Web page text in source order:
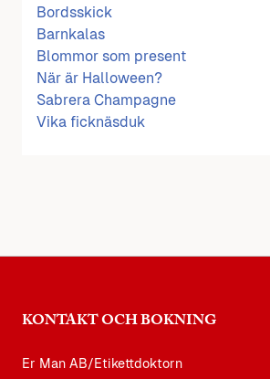
Bordsskick
Barnkalas
Blommor som present
När är Halloween?
Sabrera Champagne
Vika ficknäsduk
KONTAKT OCH BOKNING
Er Man AB/Etikettdoktorn